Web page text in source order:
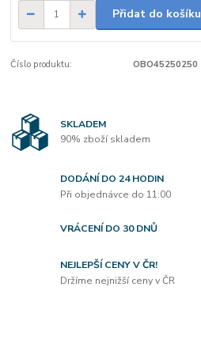
Přidat do košíku
Číslo produktu: OBO45250250
SKLADEM
90% zboží skladem
DODÁNÍ DO 24 HODIN
Při objednávce do 11:00
VRÁCENÍ DO 30 DNŮ
NEJLEPŠÍ CENY V ČR!
Držíme nejnižší ceny v ČR